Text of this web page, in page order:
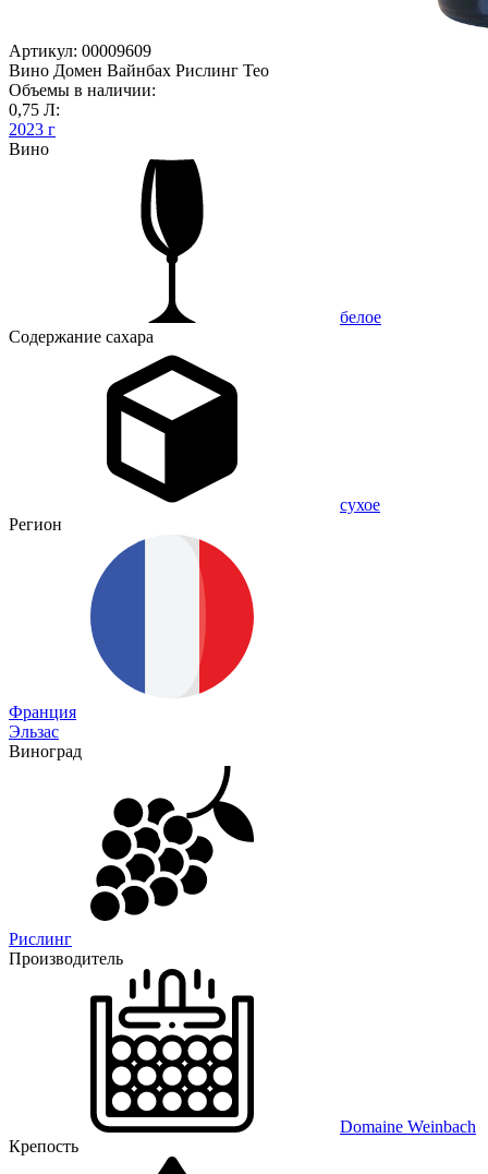
Артикул: 00009609
Вино Домен Вайнбах Рислинг Тео
Объемы в наличии:
0,75 Л:
2023 г
Вино
белое
Содержание сахара
сухое
Регион
Франция
Эльзас
Виноград
Рислинг
Производитель
Domaine Weinbach
Крепость